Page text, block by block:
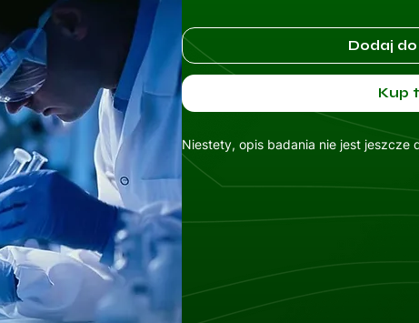
Dodaj
Kup
Niestety, opis badania nie jest jeszcze